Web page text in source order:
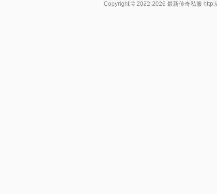
Copyright © 2022-2026最新传奇私服